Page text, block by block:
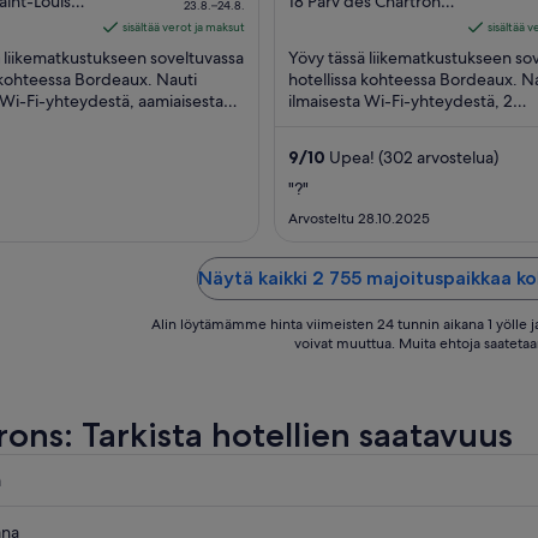
105 €
per
yö
ajalle
23.8.–24.8.
sisältää verot ja maksut
liikematkustukseen soveltuvassa
Bordeaux. Nauti
Fi-yhteydestä, aamiaisesta
5
sisältää
Yövy tässä liikematkustukseen
hotellissa kohteessa Bordeaux.
ilmaisesta Wi-Fi-yhteydestä, 2
9/10 Upea! (302 arvostelua)
"?"
Arvosteltu 28.10.2025
Näytä kaikki 2 755 majoituspaikkaa
Alin löytämämme hinta viimeisten 24 tunnin aikana 1 yölle
voivat muuttua. Muita ehtoja
Tarkista hotellien saatavuus